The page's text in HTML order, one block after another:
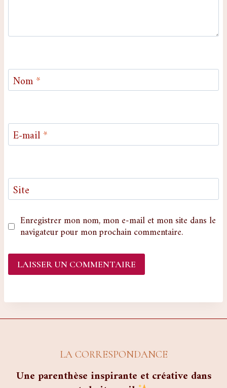
Nom*
E-mail*
Site
Enregistrer mon nom, mon e-mail et mon site dans le
navigateur pour mon prochain commentaire.
LA CORRESPONDANCE
Une parenthèse inspirante et créative dans